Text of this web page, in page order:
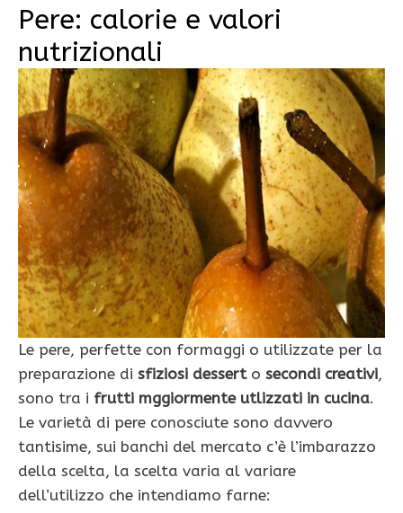
Pere: calorie e valori
nutrizionali
Le pere, perfette con formaggi o utilizzate per la
preparazione di sfiziosi desserto secondi creativi,
sono tra i frutti mggiormente utlizzati in cucina.
Le varietà di pere conosciute sono davvero
tantisime, sui banchi del mercato c’è l’imbarazzo
della scelta, la scelta varia al variare
dell’utilizzo che intendiamo farne: